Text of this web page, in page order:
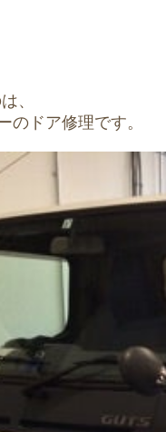
、
のドア修理です。